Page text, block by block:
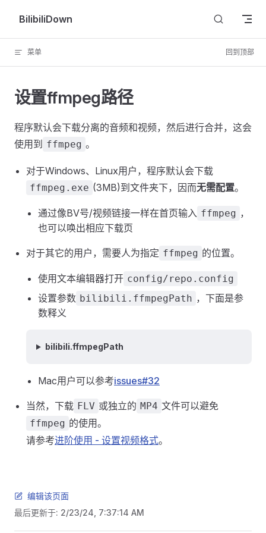
Skip to content
BilibiliDown
菜单 回到顶部
设置ffmpeg路径
程序默认会下载分离的音频和视频，然后进行合并，这会
使用到 ffmpeg 。
对于Windows、Linux用户，程序默认会下载
ffmpeg.exe (3MB)到文件夹下，因而无需配置。
通过像BV号/视频链接一样在首页输入 ffmpeg ，
也可以唤出相应下载页
对于其它的用户，需要人为指定 ffmpeg 的位置。
使用文本编辑器打开 config/repo.config
设置参数 bilibili.ffmpegPath ，下面是参
数释义
bilibili.ffmpegPath
Mac用户可以参考issues#32
当然，下载 FLV 或独立的 MP4 文件可以避免
ffmpeg 的使用。
请参考进阶使用 - 设置视频格式。
编辑该页面
最后更新于: 2/23/24, 7:37:14 AM